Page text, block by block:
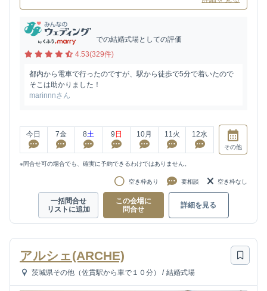
での結婚式場としての評価
4.53(329件)
都内から電車で行ったのですが、駅から徒歩で5分で着いたので
そこは助かりました！
marinnnさん
今日 7金 8土 9 日 10月 11火 12水
その他
※問合せ可の場合でも、確実に予約できるわけではありません。
空き枠あり 要相談 空き枠なし
一括問合せ
リストに追加
この会場に
問合せ
詳細を見る
アルシェ(ARCHE)
茨城県その他（佐貫駅から車で１０分） / 結婚式場